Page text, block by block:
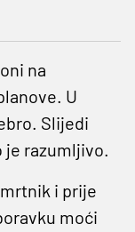
na
U
Slijedi
je razumljivo.
i prije
moći